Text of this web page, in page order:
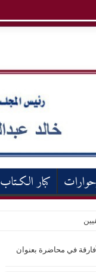
كبار الكـتاب
في محاضرة بعنوان